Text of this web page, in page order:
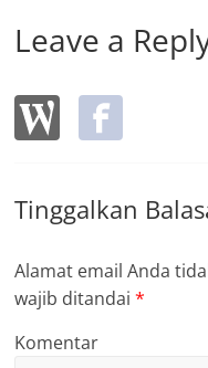
Leave a
Tinggalkan
Alamat email Anda
wajib ditandai*
Komentar